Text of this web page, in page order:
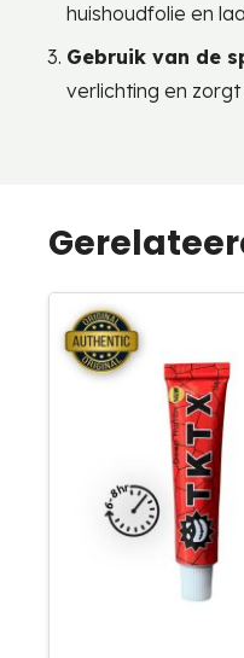
huishoudfolie en
Gebruik van de
verlichting en